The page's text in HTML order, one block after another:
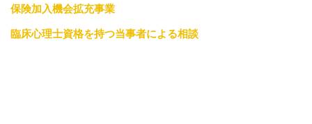
保険加入機会拡充事業
臨床心理士資格を持つ当事者による相談